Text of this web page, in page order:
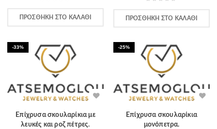
ΠΡΟΣΘΉΚΗ ΣΤΟ ΚΑΛΆΘΙ ΠΡΟΣΘΉΚΗ ΣΤΟ ΚΑΛΆΘΙ
-33%
Επίχρυσα σκουλαρίκια με
λευκές και ροζ πέτρες.
-25%
Επίχρυσα σκουλαρίκια
μονόπετρα.